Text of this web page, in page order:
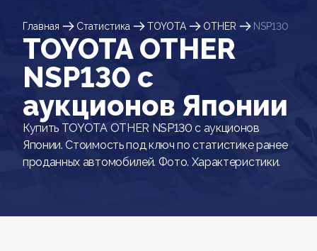
Главная Статистика TOYOTA OTHER NSP130
TOYOTA OTHER
NSP130 c
аукционов Японии
Купить TOYOTA OTHER NSP130 с аукционов
Японии. Стоимость под ключ по статистике ранее
проданных автомобилей. Фото. Характеристики.